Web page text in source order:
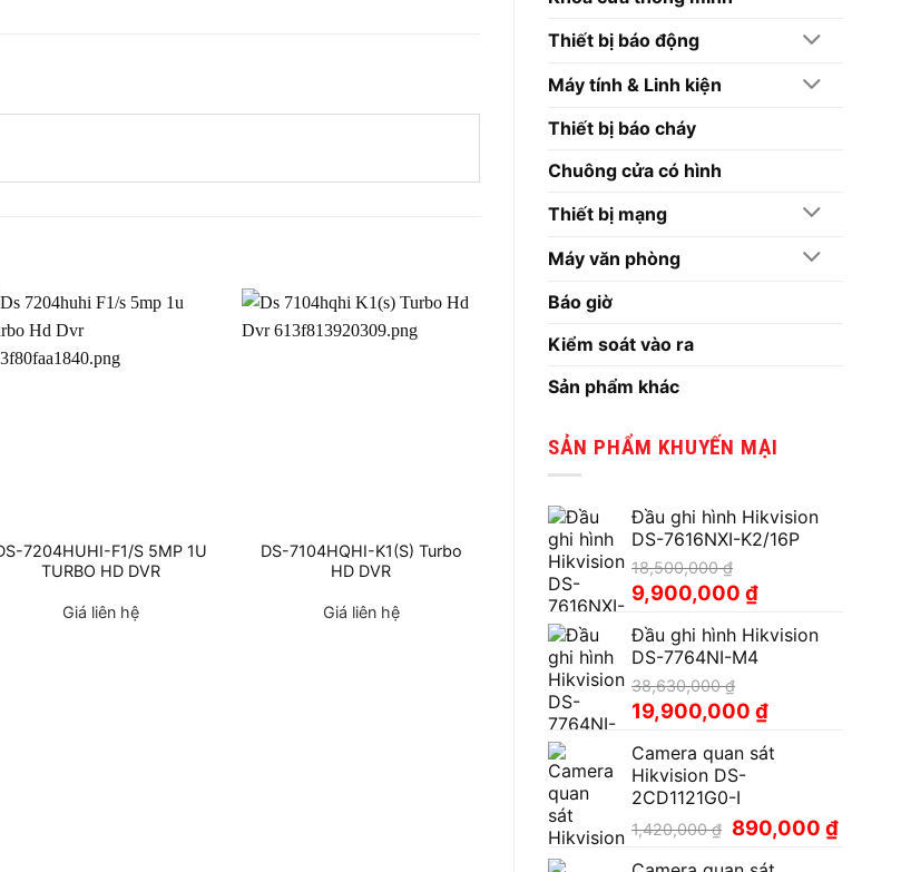
Thiết bị báo động
Máy tính & Linh kiện
Thiết bị báo cháy
Chuông cửa có hình
Thiết bị mạng
Máy văn phòng
Báo giờ
Kiểm soát vào ra
Sản phẩm khác
SẢN PHẨM KHUYẾN MẠI
Đầu ghi hình Hikvision
DS-7616NXI-K2/16P
18,500,000₫
Giá
là:
18,500,000 ₫.
9,900,000 ₫Giá
tại
là:
Đầu ghi hình Hikvision
DS-7764NI-M4
38,630,000₫
Giá
là:
38,630,000 ₫.
19,900,000 ₫Giá
tại
Camera quan sát
Hikvision DS-
2CD1121G0-I
1,420,000₫ Giá
890,000₫Giá
7204HUHI-F1/S 5MP 1U
TURBO HD DVR
Giá liên hệ
DS-7104HQHI-K1(S) Turbo
HD DVR
Giá liên hệ